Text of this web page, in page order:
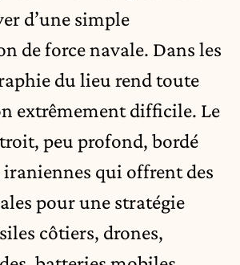
d’une simple
de force navale. Dans les
du lieu rend toute
extrêmement difficile. Le
peu profond, bordé
iraniennes qui offrent des
pour une stratégie
côtiers, drones,